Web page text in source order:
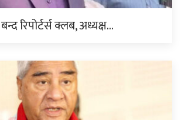
रिपोर्टर्स क्लब, अध्यक्ष…